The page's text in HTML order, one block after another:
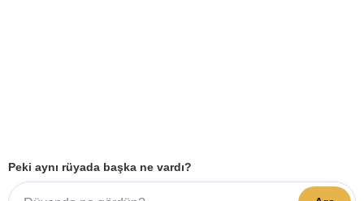
Peki aynı rüyada başka ne vardı?